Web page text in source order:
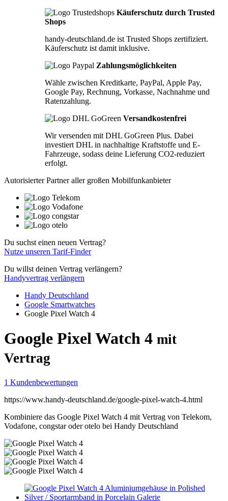
Käuferschutz durch Trusted
Shops
handy-deutschland.de ist Trusted Shops zertifiziert.
Käuferschutz ist damit inklusive.
Zahlungsmöglichkeiten
Wähle zwischen Kreditkarte, PayPal, Apple Pay,
Google Pay, Rechnung, Vorkasse, Nachnahme und
Ratenzahlung.
Versandkostenfrei
Wir versenden mit DHL GoGreen Plus. Dabei
investiert DHL in nachhaltige Kraftstoffe und E-
Fahrzeuge, sodass deine Lieferung CO2-reduziert
erfolgt.
Autorisierter Partner aller großen Mobilfunkanbieter
Du suchst einen neuen Vertrag?
Nutze unseren Tarif-Finder
Du willst deinen Vertrag verlängern?
Handyvertrag verlängern
Handy Deutschland
Google Smartwatches
Google Pixel Watch 4
Google Pixel Watch 4 mit
Vertrag
1 Kundenbewertungen
https://www.handy-deutschland.de/google-pixel-watch-4.html
Kombiniere das Google Pixel Watch 4 mit Vertrag von Telekom,
Vodafone, congstar oder otelo bei Handy Deutschland